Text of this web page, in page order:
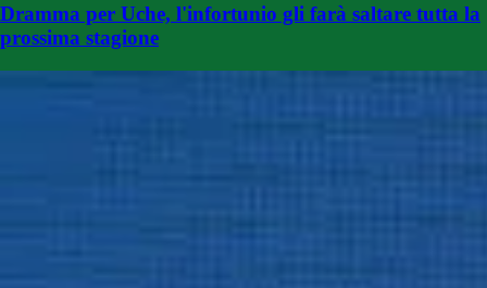
Dramma per Uche, l'infortunio gli farà saltare tutta la
prossima stagione